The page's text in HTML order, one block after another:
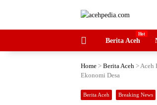
HOMEBerita Aceh
Home > Berita Aceh >Aceh
Ekonomi Desa
Berita Aceh Breaking News